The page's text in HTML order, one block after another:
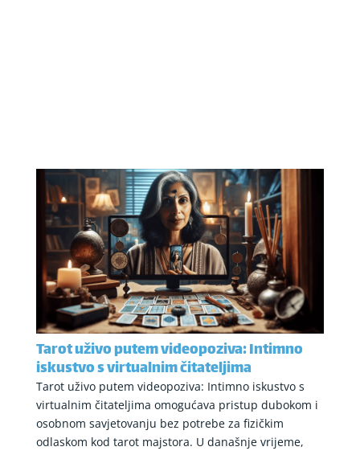
Tarot uživo putem videopoziva: Intimno
iskustvo s virtualnim čitateljima
Tarot uživo putem videopoziva: Intimno iskustvo s
virtualnim čitateljima omogućava pristup dubokom i
osobnom savjetovanju bez potrebe za fizičkim
odlaskom kod tarot majstora. U današnje vrijeme,